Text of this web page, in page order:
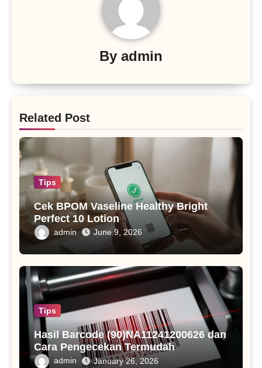
By admin
Related Post
Tips
Cek BPOM Vaseline Healthy Bright
Perfect 10 Lotion
(90)NA18210108694(91)241002
admin June 9, 2026
Tips
Hasil Barcode (90)NA11241200626 dan
Cara Pengecekan Termudah
admin January 26, 2026